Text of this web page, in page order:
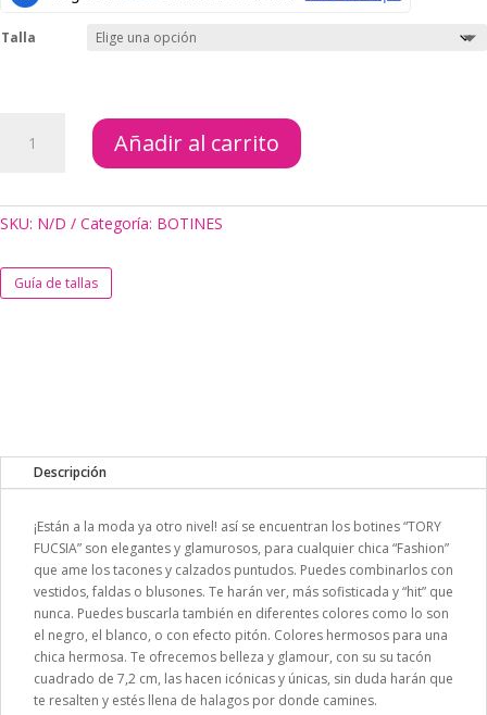
Talla
TORY
Añadir al carrito
SKU: N/D Categoría: BOTINES
Guía de tallas
Descripción
¡Están a la moda ya otro nivel! así se encuentran los botines “TORY
FUCSIA” son elegantes y glamurosos, para cualquier chica “Fashion”
que ame los tacones y calzados puntudos. Puedes combinarlos con
vestidos, faldas o blusones. Te harán ver, más sofisticada y “hit” que
nunca. Puedes buscarla también en diferentes colores como lo son
el negro, el blanco, o con efecto pitón. Colores hermosos para una
chica hermosa. Te ofrecemos belleza y glamour, con su su tacón
cuadrado de 7,2 cm, las hacen icónicas y únicas, sin duda harán que
te resalten y estés llena de halagos por donde camines.